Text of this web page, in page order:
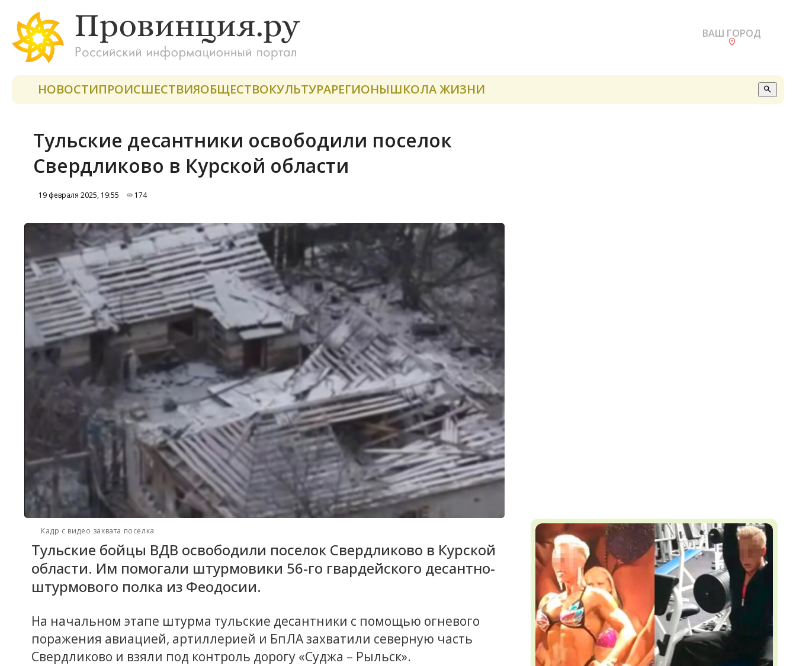
ВАШ ГОРОД
НОВОСТИПРОИСШЕСТВИЯОБЩЕСТВОКУЛЬТУРАРЕГИОНЫШКОЛА ЖИЗНИ
Тульские десантники освободили поселок
Свердликово в Курской области
19 февраля 2025, 19:55 174
Кадр с видео захвата поселка
Тульские бойцы ВДВ освободили поселок Свердликово в Курской
области. Им помогали штурмовики 56-го гвардейского десантно-
штурмового полка из Феодосии.
На начальном этапе штурма тульские десантники с помощью огневого
поражения авиацией, артиллерией и БпЛА захватили северную часть
Свердликово и взяли под контроль дорогу «Суджа – Рыльск».